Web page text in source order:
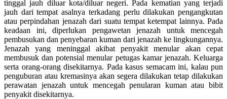
tinggal jauh diluar kota/diluar negeri. Pada kematian yang terjadi
jauh dari tempat asalnya terkadang perlu dilakukan pengangkutan
atau perpindahan jenazah dari suatu tempat ketempat lainnya. Pada
keadaan ini, diperlukan pengawetan jenazah untuk mencegah
pembusukan dan penyebaran kuman dari jenazah ke lingkungannya.
Jenazah yang meninggal akibat penyakit menular akan cepat
membusuk dan potensial menular petugas kamar jenazah. Keluarga
serta orang-orang disekitarnya. Pada kasus semacam ini, kalau pun
penguburan atau kremasinya akan segera dilakukan tetap dilakukan
perawatan jenazah untuk mencegah penularan kuman atau bibit
penyakit disekitarnya.